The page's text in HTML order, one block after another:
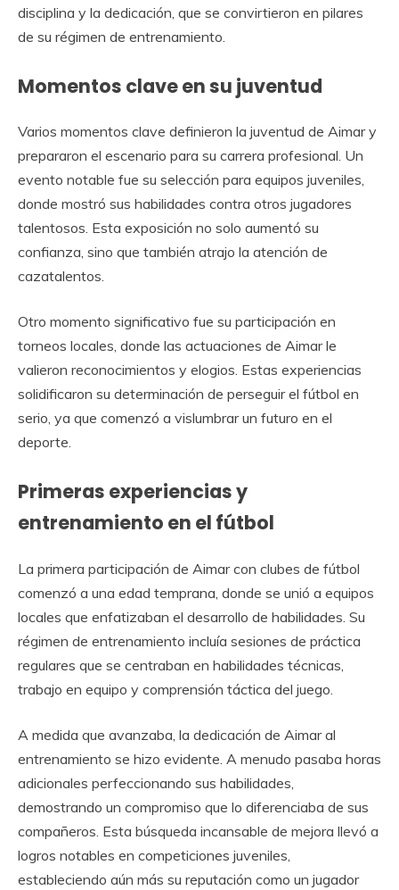
disciplina y la dedicación, que se convirtieron en pilares
de su régimen de entrenamiento.
Momentos clave en su juventud
Varios momentos clave definieron la juventud de Aimar y
prepararon el escenario para su carrera profesional. Un
evento notable fue su selección para equipos juveniles,
donde mostró sus habilidades contra otros jugadores
talentosos. Esta exposición no solo aumentó su
confianza, sino que también atrajo la atención de
cazatalentos.
Otro momento significativo fue su participación en
torneos locales, donde las actuaciones de Aimar le
valieron reconocimientos y elogios. Estas experiencias
solidificaron su determinación de perseguir el fútbol en
serio, ya que comenzó a vislumbrar un futuro en el
deporte.
Primeras experiencias y
entrenamiento en el fútbol
La primera participación de Aimar con clubes de fútbol
comenzó a una edad temprana, donde se unió a equipos
locales que enfatizaban el desarrollo de habilidades. Su
régimen de entrenamiento incluía sesiones de práctica
regulares que se centraban en habilidades técnicas,
trabajo en equipo y comprensión táctica del juego.
A medida que avanzaba, la dedicación de Aimar al
entrenamiento se hizo evidente. A menudo pasaba horas
adicionales perfeccionando sus habilidades,
demostrando un compromiso que lo diferenciaba de sus
compañeros. Esta búsqueda incansable de mejora llevó a
logros notables en competiciones juveniles,
estableciendo aún más su reputación como un jugador